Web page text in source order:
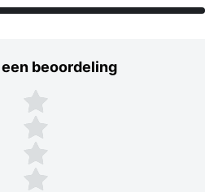
beoordeling
Plaats een beoordeling
5 sterren
4 sterren
3 sterren
2 sterren